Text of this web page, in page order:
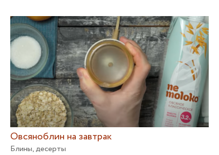
Овсяноблин на завтрак
Блины,десерты